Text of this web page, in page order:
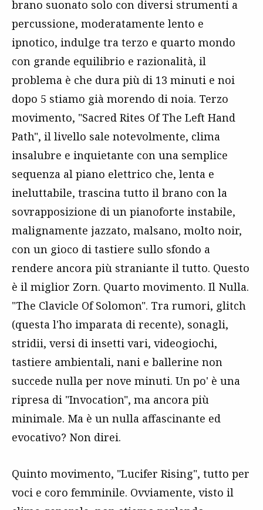
brano suonato solo con diversi strumenti a
percussione, moderatamente lento e
ipnotico, indulge tra terzo e quarto mondo
con grande equilibrio e razionalità, il
problema è che dura più di 13 minuti e noi
dopo 5 stiamo già morendo di noia. Terzo
movimento, "Sacred Rites Of The Left Hand
Path", il livello sale notevolmente, clima
insalubre e inquietante con una semplice
sequenza al piano elettrico che, lenta e
ineluttabile, trascina tutto il brano con la
sovrapposizione di un pianoforte instabile,
malignamente jazzato, malsano, molto noir,
con un gioco di tastiere sullo sfondo a
rendere ancora più straniante il tutto. Questo
è il miglior Zorn. Quarto movimento. Il Nulla.
"The Clavicle Of Solomon". Tra rumori, glitch
(questa l'ho imparata di recente), sonagli,
stridii, versi di insetti vari, videogiochi,
tastiere ambientali, nani e ballerine non
succede nulla per nove minuti. Un po' è una
ripresa di "Invocation", ma ancora più
minimale. Ma è un nulla affascinante ed
evocativo? Non direi.
Quinto movimento, "Lucifer Rising", tutto per
voci e coro femminile. Ovviamente, visto il